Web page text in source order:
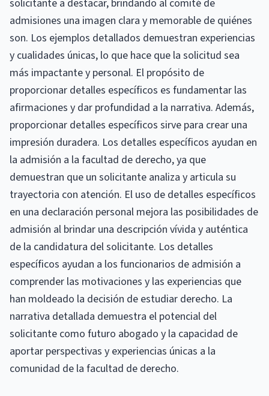
solicitante a destacar, brindando al comité de
admisiones una imagen clara y memorable de quiénes
son. Los ejemplos detallados demuestran experiencias
y cualidades únicas, lo que hace que la solicitud sea
más impactante y personal. El propósito de
proporcionar detalles específicos es fundamentar las
afirmaciones y dar profundidad a la narrativa. Además,
proporcionar detalles específicos sirve para crear una
impresión duradera. Los detalles específicos ayudan en
la admisión a la facultad de derecho, ya que
demuestran que un solicitante analiza y articula su
trayectoria con atención. El uso de detalles específicos
en una declaración personal mejora las posibilidades de
admisión al brindar una descripción vívida y auténtica
de la candidatura del solicitante. Los detalles
específicos ayudan a los funcionarios de admisión a
comprender las motivaciones y las experiencias que
han moldeado la decisión de estudiar derecho. La
narrativa detallada demuestra el potencial del
solicitante como futuro abogado y la capacidad de
aportar perspectivas y experiencias únicas a la
comunidad de la facultad de derecho.